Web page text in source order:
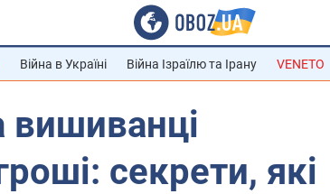
Війна в Україні Війна Ізраїлю та Ірану VENETO
вишиванці
секрети, які